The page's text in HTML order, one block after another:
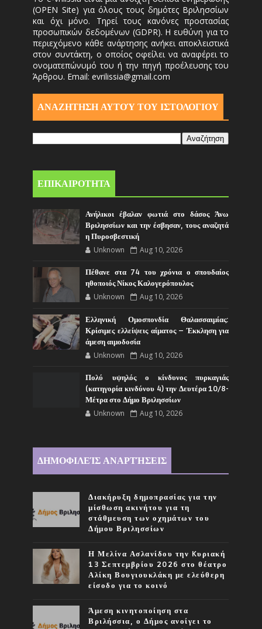
(OPEN Site) για όλους τους δημότες Βριλησσίων
και όχι μόνο. Τηρεί τους κανόνες προστασίας
προσωπικών δεδομένων (GDPR). Η ευθύνη για το
περιεχόμενο κάθε ανάρτησης ανήκει αποκλειστικά
στον συντάκτη, ο οποίος οφείλει να αναφέρει το
ονοματεπώνυμό του ή την πηγή προέλευσης του
Άρθρου. Email: evrilissia@gmail.com
ΑΝΑΖΗΤΗΣΗ ΑΥΤΟΎ ΤΟΥ ΙΣΤΟΛΟΓΙΟΥ
ΕΠΙΚΑΙΡΟΤΗΤΑ
Ανήλικοι έβαλαν φωτιά στο δάσος Άνω
Βριλησσίων και την έσβησαν, τους αναζητά
η Πυροσβεστική
Unknown Aug 10, 2026
Πέθανε στα 74 του χρόνια ο σπουδαίος
ηθοποιός Νίκος Καλογερόπουλος
Unknown Aug 10, 2026
Ελληνική Ομοσπονδία Θαλασσαιμίας:
Κρίσιμες ελλείψεις αίματος – Έκκληση για
άμεση αιμοδοσία
Unknown Aug 10, 2026
Πολύ υψηλός ο κίνδυνος πυρκαγιάς
(κατηγορία κινδύνου 4) την Δευτέρα 10/8-
Μέτρα στο Δήμο Βριλησσίων
Unknown Aug 10, 2026
ΔΗΜΟΦΙΛΕΊΣ ΑΝΑΡΤΉΣΕΙΣ
Διακήρυξη δημοπρασίας για την
μίσθωση ακινήτου για τη
στάθμευση των οχημάτων του
Δήμου Βριλησσίων
Η Μελίνα Ασλανίδου την Kυριακή
13 Σεπτεμβρίου 2026 στο θέατρο
Αλίκη Βουγιουκλάκη με ελεύθερη
είσοδο για το κοινό
Άμεση κινητοποίηση στα
Βριλήσσια, ο Δήμος ανοίγει το